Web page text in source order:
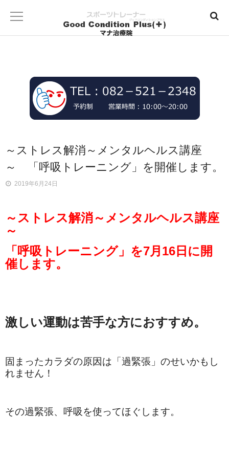
～ストレス解消～メンタルヘルス講座
～ 「呼吸トレーニング」を開催します。
2019年6月24日
～ストレス解消～メンタルヘルス講座
～
「呼吸トレーニング」を7月16日に開
催します。
激しい運動は苦手な方におすすめ。
固まったカラダの原因は「過緊張」のせいかもし
れません！
その過緊張、呼吸を使ってほぐします。